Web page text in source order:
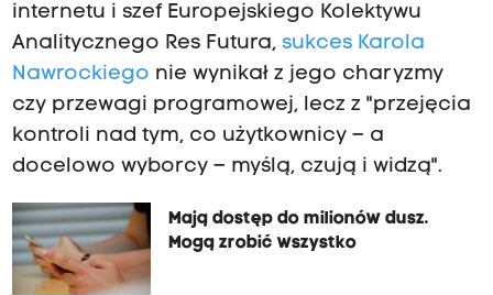
internetu i szef Europejskiego Kolektywu
Analitycznego Res Futura,sukces Karola
Nawrockiego nie wynikał z jego charyzmy
czy przewagi programowej, lecz z "przejęcia
kontroli nad tym, co użytkownicy – a
docelowo wyborcy – myślą, czują i widzą".
Mają dostęp do milionów dusz.
Mogą zrobić wszystko